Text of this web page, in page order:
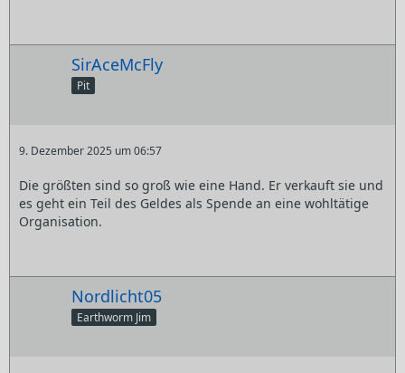
SirAceMcFly
Pit
9. Dezember 2025 um 06:57
Die größten sind so groß wie eine Hand. Er verkauft sie und
es geht ein Teil des Geldes als Spende an eine wohltätige
Organisation.
Nordlicht05
Earthworm Jim